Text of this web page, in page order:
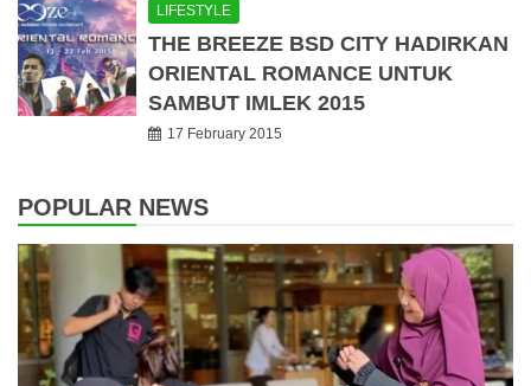
LIFESTYLE
THE BREEZE BSD CITY HADIRKAN
ORIENTAL ROMANCE UNTUK
SAMBUT IMLEK 2015
17 February 2015
POPULAR NEWS